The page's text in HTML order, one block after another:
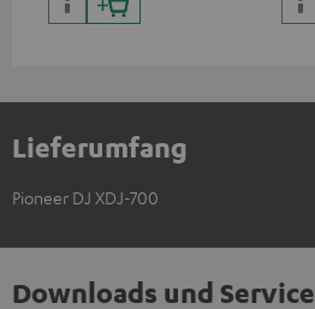
Lieferumfang
Pioneer DJ XDJ-700
Downloads und Service